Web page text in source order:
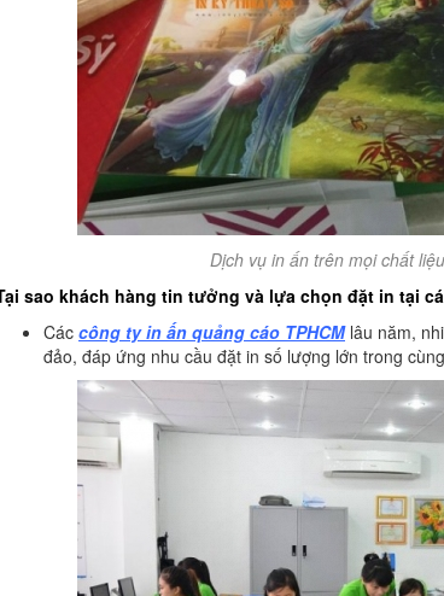
Dịch vụ in ấn trên mọi chất
sao khách hàng tin tưởng và lựa chọn đặt in tại
Các công ty in ấn quảng cáo TPHCMlâu năm,
đảo, đáp ứng nhu cầu đặt in số lượng lớn trong